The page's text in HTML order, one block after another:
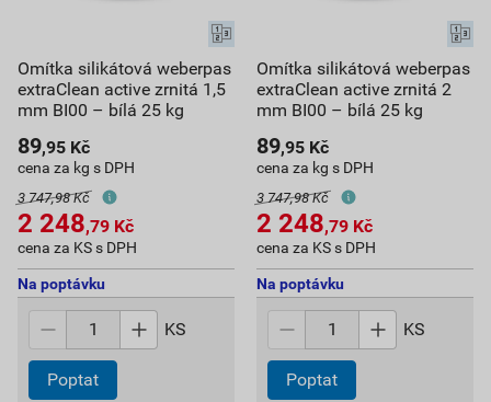
Omítka silikátová weberpas
extraClean active zrnitá 1,5
mm BI00 – bílá 25 kg
89,95 Kč
cena za kg s DPH
3 747,98 Kč
2 248,79 Kč
cena za KS s DPH
Na poptávku
KS
Poptat
Omítka silikátová weberpas
extraClean active zrnitá 2
mm BI00 – bílá 25 kg
89,95 Kč
cena za kg s DPH
3 747,98 Kč
2 248,79 Kč
cena za KS s DPH
Na poptávku
KS
Poptat